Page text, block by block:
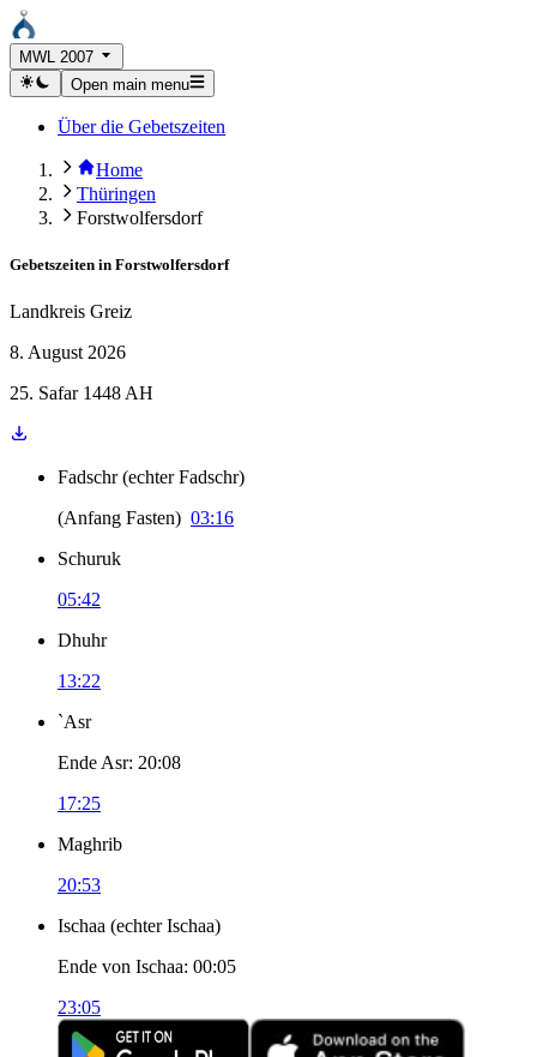
MWL 2007
Open main menu
Über die Gebetszeiten
Home
Thüringen
Forstwolfersdorf
Gebetszeiten in Forstwolfersdorf
Landkreis Greiz
8. August 2026
25. Safar 1448 AH
Fadschr (echter Fadschr)
(Anfang Fasten) 03:16
Schuruk
05:42
Dhuhr
13:22
`Asr
Ende Asr: 20:08
17:25
Maghrib
20:53
Ischaa (echter Ischaa)
Ende von Ischaa: 00:05
23:05